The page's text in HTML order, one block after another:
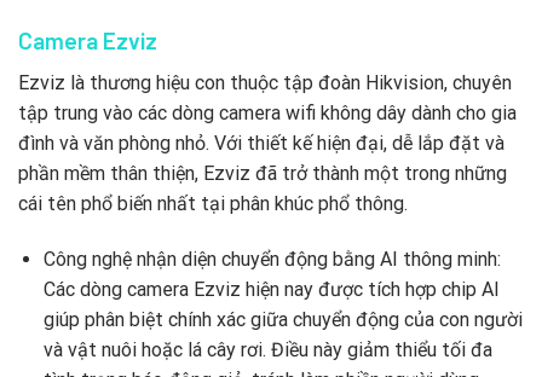
Camera Ezviz
Ezviz là thương hiệu con thuộc tập đoàn Hikvision, chuyên
tập trung vào các dòng camera wifi không dây dành cho gia
đình và văn phòng nhỏ. Với thiết kế hiện đại, dễ lắp đặt và
phần mềm thân thiện, Ezviz đã trở thành một trong những
cái tên phổ biến nhất tại phân khúc phổ thông.
Công nghệ nhận diện chuyển động bằng AI thông minh:
Các dòng camera Ezviz hiện nay được tích hợp chip AI
giúp phân biệt chính xác giữa chuyển động của con người
và vật nuôi hoặc lá cây rơi. Điều này giảm thiểu tối đa